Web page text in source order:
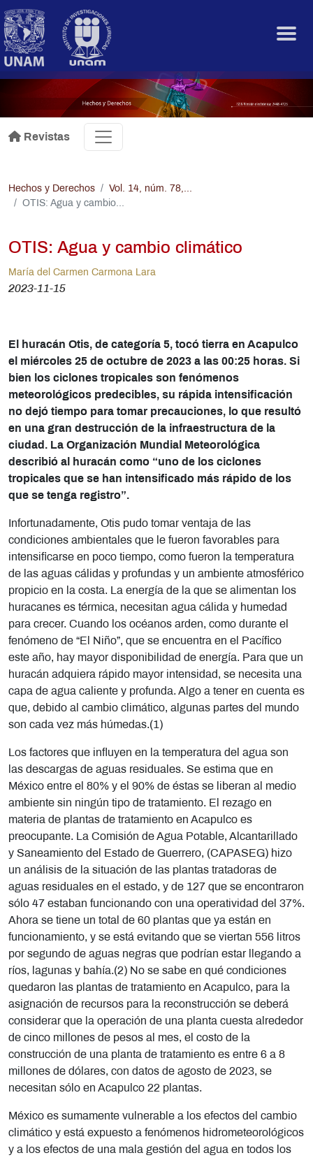
.
Revistas
Hechos y Derechos
Vol. 14, núm. 78,...
OTIS: Agua y cambio...
OTIS: Agua y cambio climático
María del Carmen Carmona Lara
2023-11-15
El huracán Otis, de categoría 5, tocó tierra en Acapulco
el miércoles 25 de octubre de 2023 a las 00:25 horas. Si
bien los ciclones tropicales son fenómenos
meteorológicos predecibles, su rápida intensificación
no dejó tiempo para tomar precauciones, lo que resultó
en una gran destrucción de la infraestructura de la
ciudad. La Organización Mundial Meteorológica
describió al huracán como “uno de los ciclones
tropicales que se han intensificado más rápido de los
que se tenga registro”.
Infortunadamente, Otis pudo tomar ventaja de las
condiciones ambientales que le fueron favorables para
intensificarse en poco tiempo, como fueron la temperatura
de las aguas cálidas y profundas y un ambiente atmosférico
propicio en la costa. La energía de la que se alimentan los
huracanes es térmica, necesitan agua cálida y humedad
para crecer. Cuando los océanos arden, como durante el
fenómeno de “El Niño”, que se encuentra en el Pacífico
este año, hay mayor disponibilidad de energía. Para que un
huracán adquiera rápido mayor intensidad, se necesita una
capa de agua caliente y profunda. Algo a tener en cuenta es
que, debido al cambio climático, algunas partes del mundo
son cada vez más húmedas.(1)
Los factores que influyen en la temperatura del agua son
las descargas de aguas residuales. Se estima que en
México entre el 80% y el 90% de éstas se liberan al medio
ambiente sin ningún tipo de tratamiento. El rezago en
materia de plantas de tratamiento en Acapulco es
preocupante. La Comisión de Agua Potable, Alcantarillado
y Saneamiento del Estado de Guerrero, (CAPASEG) hizo
un análisis de la situación de las plantas tratadoras de
aguas residuales en el estado, y de 127 que se encontraron
sólo 47 estaban funcionando con una operatividad del 37%.
Ahora se tiene un total de 60 plantas que ya están en
funcionamiento, y se está evitando que se viertan 556 litros
por segundo de aguas negras que podrían estar llegando a
ríos, lagunas y bahía.(2) No se sabe en qué condiciones
quedaron las plantas de tratamiento en Acapulco, para la
asignación de recursos para la reconstrucción se deberá
considerar que la operación de una planta cuesta alrededor
de cinco millones de pesos al mes, el costo de la
construcción de una planta de tratamiento es entre 6 a 8
millones de dólares, con datos de agosto de 2023, se
necesitan sólo en Acapulco 22 plantas.
México es sumamente vulnerable a los efectos del cambio
climático y está expuesto a fenómenos hidrometeorológicos
y a los efectos de una mala gestión del agua en todos los